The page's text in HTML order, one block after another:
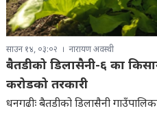
साउन १४, ०३:०२ नारायण अवस्थी
बैतडीको डिलासैनी-६ का
करोडको तरकारी
धनगढीः बैतडीको डिलासैनी